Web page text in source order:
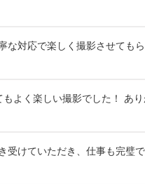
な対応で楽しく撮影させても
よく楽しい撮影でした！ あ
受けていただき、仕事も完璧